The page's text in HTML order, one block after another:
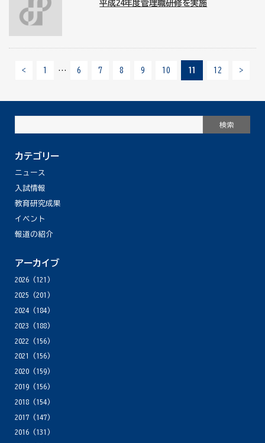
平成24年度管理職研修を実施
< 1 … 6 7 8 9 10 11 12 >
カテゴリー
ニュース
入試情報
教育研究成果
イベント
報道の紹介
アーカイブ
2026(121)
2025 (201)
2024(184)
2023 (188)
2022 (156)
2021
(156)
2020(159)
2019(156)
2018(154)
2017(147)
2016(131)